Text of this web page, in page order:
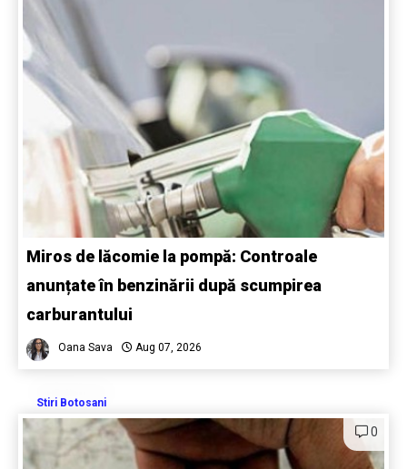
Miros de lăcomie la pompă: Controale
anunțate în benzinării după scumpirea
carburantului
Oana Sava Aug 07, 2026
Stiri Botosani
0